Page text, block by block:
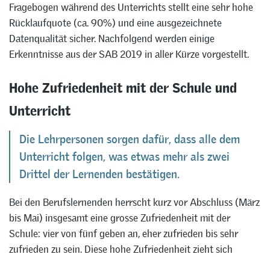
Fragebogen während des Unterrichts stellt eine sehr hohe
Rücklaufquote (ca. 90%) und eine ausgezeichnete
Datenqualität sicher. Nachfolgend werden einige
Erkenntnisse aus der SAB 2019 in aller Kürze vorgestellt.
Hohe Zufriedenheit mit der Schule und
Unterricht
Die Lehrpersonen sorgen dafür, dass alle dem
Unterricht folgen, was etwas mehr als zwei
Drittel der Lernenden bestätigen.
Bei den Berufslernenden herrscht kurz vor Abschluss (März
bis Mai) insgesamt eine grosse Zufriedenheit mit der
Schule: vier von fünf geben an, eher zufrieden bis sehr
zufrieden zu sein. Diese hohe Zufriedenheit zieht sich